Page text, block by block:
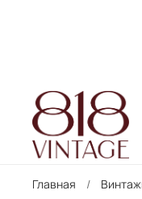
Главная